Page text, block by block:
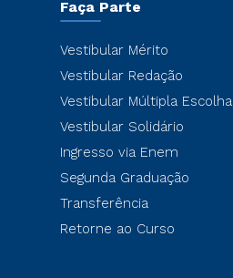
Faça Parte
Vestibular Mérito
Vestibular Redação
Vestibular Múltipla Escolha
Vestibular Solidário
Ingresso via Enem
Segunda Graduação
Transferência
Retorne ao Curso